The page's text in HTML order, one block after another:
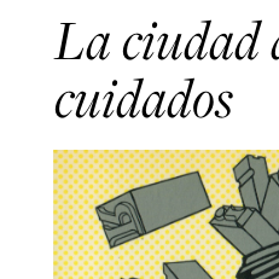
La ciudad
cuidados